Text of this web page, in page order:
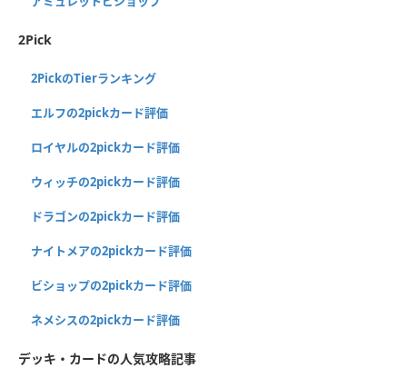
2Pick
2PickのTierランキング
エルフの2pickカード評価
ロイヤルの2pickカード評価
ウィッチの2pickカード評価
ドラゴンの2pickカード評価
ナイトメアの2pickカード評価
ビショップの2pickカード評価
ネメシスの2pickカード評価
デッキ・カードの人気攻略記事